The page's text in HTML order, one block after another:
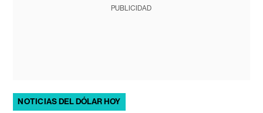
PUBLICIDAD
NOTICIAS DEL DÓLAR HOY